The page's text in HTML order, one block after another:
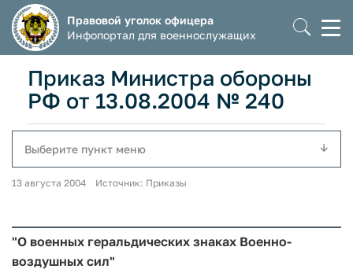
Правовой уголок офицера
Инфопортал для военнослужащих
Приказ Министра обороны
РФ от 13.08.2004 № 240
Выберите пункт меню
13 августа 2004 Источник: Приказы
"О военных геральдических знаках Военно-
воздушных сил"